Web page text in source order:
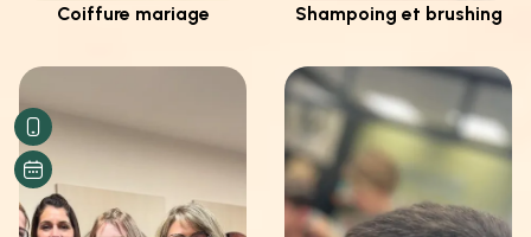
Coiffure mariage Shampoing et brushing